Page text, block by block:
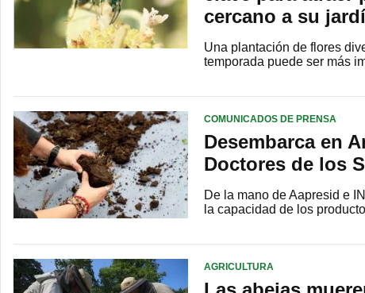
cercano a su
Una plantación de flores
temporada puede ser más
COMUNICADOS DE PRENSA
Desembarca en
Doctores de los
De la mano de Aapresid e
la capacidad de los
AGRICULTURA